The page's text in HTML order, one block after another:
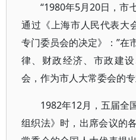
“1980年5月20日，市
通过《上海市人民代表大
专门委员会的决定》：”在
律、财政经济、市政建
会，作为市人大常委会的
1982年12月，五届全
组织法》时，出席会议的